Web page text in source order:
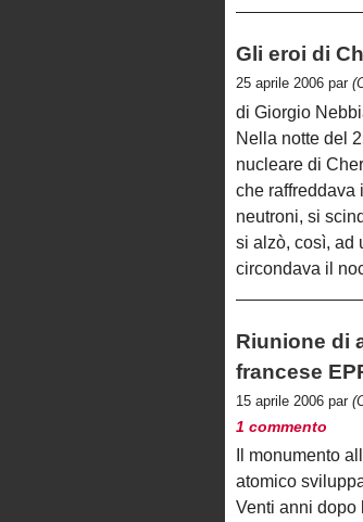
Gli eroi di
25 aprile 2006 par
di Giorgio
Nella notte del
nucleare di
che raffreddava
neutroni, si
si alzò, così, ad
circondava il
Riunione di
francese
15 aprile 2006 par
1 commento
Il monumento
atomico
Venti anni dopo